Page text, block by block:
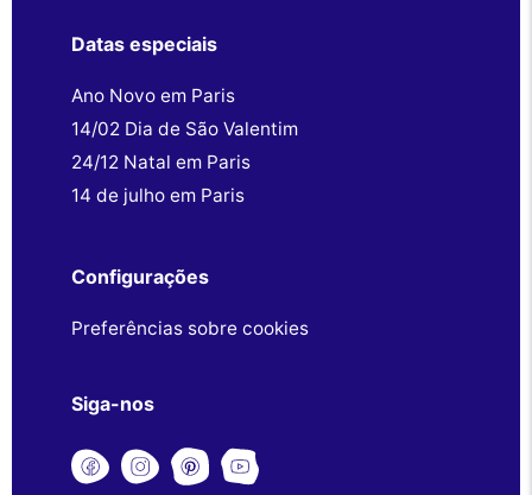
Datas especiais
Ano Novo em Paris
14/02 Dia de São Valentim
24/12 Natal em Paris
14 de julho em Paris
Configurações
Preferências sobre cookies
Siga-nos